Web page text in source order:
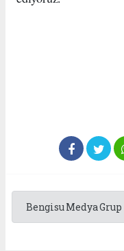
Bengisu Medya Grup